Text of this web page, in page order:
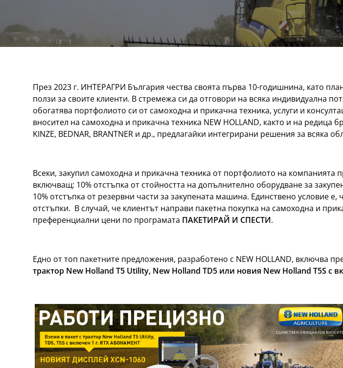
През 2023 г. ИНТЕРАГРИ България чества своята първа 10-годишнина, като
ползи за своите клиенти. В стремежа си да отговори на всяка индивидуална
обогатява портфолиото си от самоходна и прикачна техника, услуги и
вносител на самоходна и прикачна техника NEW HOLLAND, както и на редица
KINZE, BEDNAR, BRANTNER и др., предлагайки интегрирани решения за всяка
Всеки, закупил самоходна и прикачна техника от портфолиото на компанията
включващ: 10% отстъпка от стойността на допълнително оборудване за
10% отстъпка от резервни части за закупената машина. Единствено условие
отстъпки. В случай, че клиентът направи пакетна покупка на самоходна и
преференциални цени по програмата ПАКЕТИРАЙ И СПЕСТИ.
Едно от топ пакетните предложения, разработено с NEW HOLLAND, включва
трактор New Holland T5 Utility, New Holland TD5 или новия New Holland T5S с